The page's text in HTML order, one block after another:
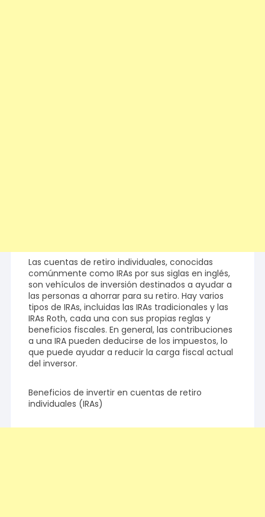
Las cuentas de retiro individuales, conocidas
comúnmente como IRAs por sus siglas en inglés,
son vehículos de inversión destinados a ayudar a
las personas a ahorrar para su retiro. Hay varios
tipos de IRAs, incluidas las IRAs tradicionales y las
IRAs Roth, cada una con sus propias reglas y
beneficios fiscales. En general, las contribuciones
a una IRA pueden deducirse de los impuestos, lo
que puede ayudar a reducir la carga fiscal actual
del inversor.
Beneficios de invertir en cuentas de retiro
individuales (IRAs)